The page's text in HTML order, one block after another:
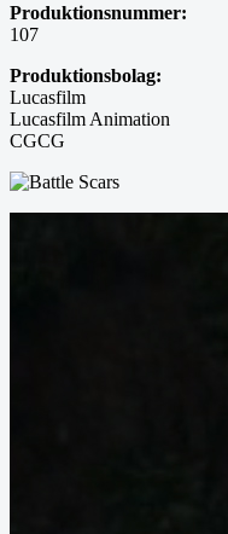
Produktionsnummer:
107
Produktionsbolag:
Lucasfilm
Lucasfilm Animation
CGCG